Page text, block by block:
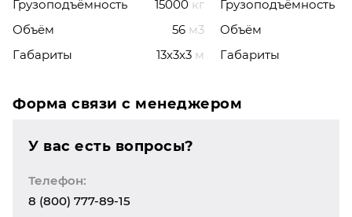
Грузоподъёмность 15000 кг
Объём
56 м3
Габариты
13x3x3 м
Грузоподъёмность
Объём
Габариты
Форма связи с менеджером
У вас есть вопросы?
Телефон:
8 (800) 777-89-15